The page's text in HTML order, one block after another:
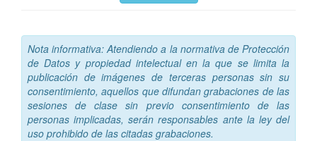
Nota informativa: Atendiendo a la normativa de Protección
de Datos y propiedad intelectual en la que se limita la
publicación de imágenes de terceras personas sin su
consentimiento, aquellos que difundan grabaciones de las
sesiones de clase sin previo consentimiento de las
personas implicadas, serán responsables ante la ley del
uso prohibido de las citadas grabaciones.